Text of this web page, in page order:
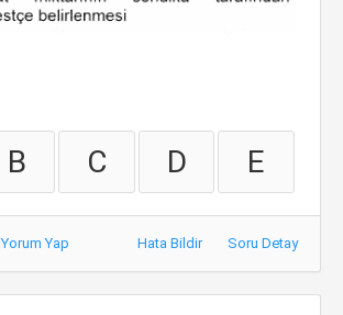
B C D E
Yorum Yap Hata Bildir Soru Detay